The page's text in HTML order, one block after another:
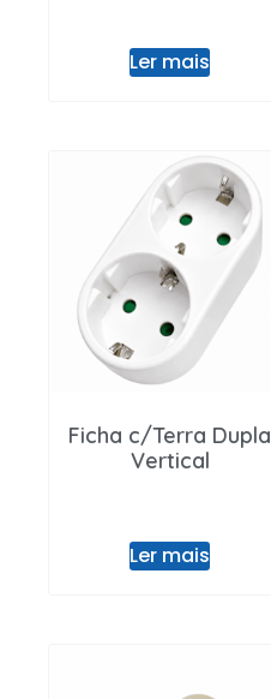
Ler mais
Ficha c/Terra Dupla
Vertical
Ler mais